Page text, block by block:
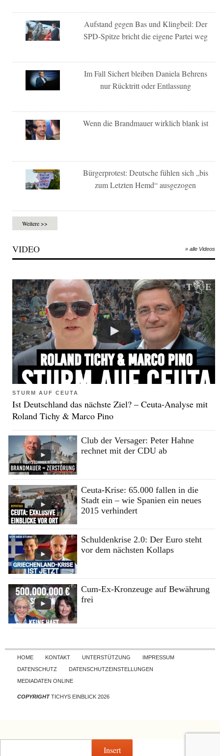
Aufstand gegen Bas und Klingbeil: Der
SPD-Spitze bricht die eigene Partei weg
Im Fall Sichert bleiben Daniela Behrens
nur Rücktritt oder Entlassung
Wenn die Brandmauer wirklich blank ist
Bürgerprotest: Deutsche fühlen sich „bis
zum Letzten Hemd“ ausgezogen
Weitere >>
VIDEO » alle Videos
STURM AUF CEUTA
Ist Deutschland das nächste Ziel? – Ceuta-Analyse mit
Roland Tichy & Marco Pino
Club der Versager: Peter Hahne
rechnet mit der CDU ab
Ceuta-Krise: 65.000 fallen in die
Stadt ein – wie Spanien ein neues
2015 verhindert
Schuldenkrise 2.0: Der Euro steht
vor dem nächsten Kollaps
Cum-Ex-Kronzeuge auf Bewährung
frei
Skip to content
HOME KONTAKT UNTERSTÜTZUNG
IMPRESSUM
DATENSCHUTZ
DATENSCHUTZEINSTELLUNGEN
MEDIADATEN ONLINE
COPYRIGHTTICHYS EINBLICK 2026
Insert